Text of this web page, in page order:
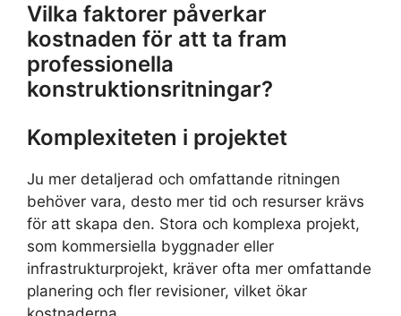
Vilka faktorer påverkar
kostnaden för att ta fram
professionella
konstruktionsritningar?
Komplexiteten i projektet
Ju mer detaljerad och omfattande ritningen
behöver vara, desto mer tid och resurser krävs
för att skapa den. Stora och komplexa projekt,
som kommersiella byggnader eller
infrastrukturprojekt, kräver ofta mer omfattande
planering och fler revisioner, vilket ökar